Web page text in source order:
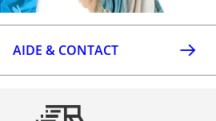
AIDE & CONTACT